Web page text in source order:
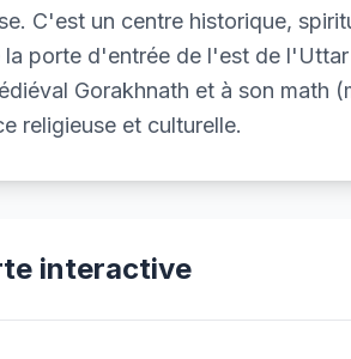
C'est un centre historique,
la porte d'entrée de l'est de
Gorakhnath et à son math
religieuse et culturelle.
interactive